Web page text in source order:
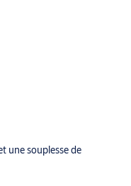
une souplesse de